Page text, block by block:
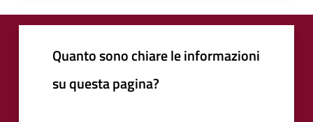
Quanto sono chiare le informazioni
su questa pagina?